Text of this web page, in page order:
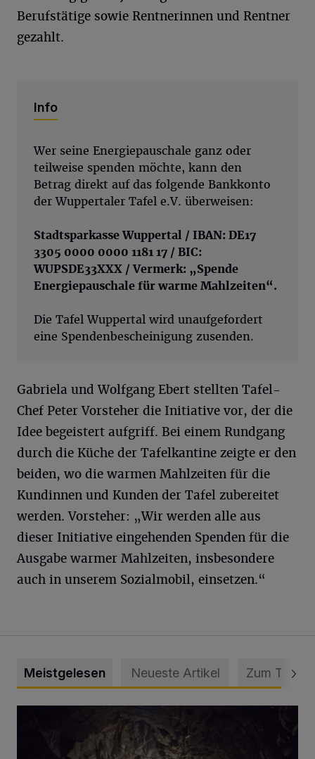
Berufstätige sowie Rentnerinnen und Rentner
gezahlt.
Info
Wer seine Energiepauschale ganz oder
teilweise spenden möchte, kann den
Betrag direkt auf das folgende Bankkonto
der Wuppertaler Tafel e.V. überweisen:
Stadtsparkasse Wuppertal / IBAN: DE17
3305 0000 0000 1181 17 / BIC:
WUPSDE33XXX / Vermerk: „Spende
Energiepauschale für warme Mahlzeiten“.
Die Tafel Wuppertal wird unaufgefordert
eine Spendenbescheinigung zusenden.
Gabriela und Wolfgang Ebert stellten Tafel-
Chef Peter Vorsteher die Initiative vor, der die
Idee begeistert aufgriff. Bei einem Rundgang
durch die Küche der Tafelkantine zeigte er den
beiden, wo die warmen Mahlzeiten für die
Kundinnen und Kunden der Tafel zubereitet
werden. Vorsteher: „Wir werden alle aus
dieser Initiative eingehenden Spenden für die
Ausgabe warmer Mahlzeiten, insbesondere
auch in unserem Sozialmobil, einsetzen.“
Meistgelesen Neueste Artikel Zum Thema